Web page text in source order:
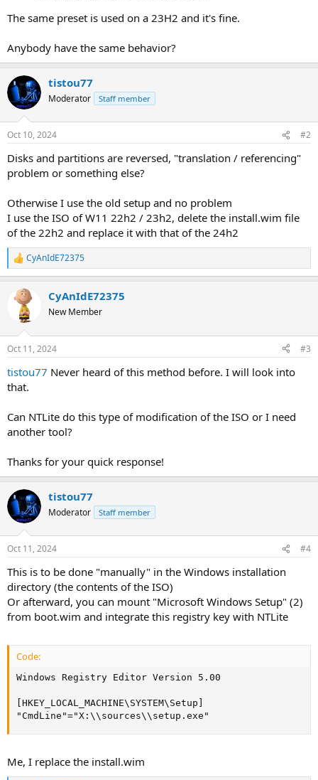
The same preset is used on a 23H2 and it's fine.
Anybody have the same behavior?
tistou77
Moderator Staff member
Oct 10, 2024 #2
Disks and partitions are reversed, "translation / referencing"
problem or something else?
Otherwise I use the old setup and no problem
I use the ISO of W11 22h2 / 23h2, delete the install.wim file
of the 22h2 and replace it with that of the 24h2
R
e
c
s
CyAnIdE72375
CyAnIdE72375
New Member
Oct 11, 2024 #3
tistou77 Never heard of this method before. I will look into
that.
Can NTLite do this type of modification of the ISO or I need
another tool?
Thanks for your quick response!
tistou77
Moderator Staff member
Oct 11, 2024 #4
This is to be done "manually" in the Windows installation
directory (the contents of the ISO)
Or afterward, you can mount "Microsoft Windows Setup" (2)
from boot.wim and integrate this registry key with NTLite
Code:
Windows Registry Editor Version 5.00
[HKEY_LOCAL_MACHINE\SYSTEM\Setup]
"CmdLine"="X:\\sources\\setup.exe"
Me, I replace the install.wim